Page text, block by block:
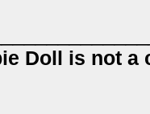
Doll is not a